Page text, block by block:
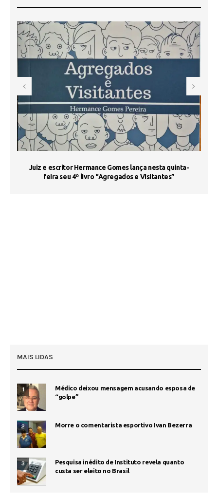
Juiz e escritor Hermance Gomes lança nesta quinta-
feira seu 4º livro “Agregados e Visitantes”
MAIS LIDAS
1
Médico deixou mensagem acusando esposa de
“golpe”
2 Morre o comentarista esportivo Ivan Bezerra
3
Pesquisa inédito de Instituto revela quanto
custa ser eleito no Brasil